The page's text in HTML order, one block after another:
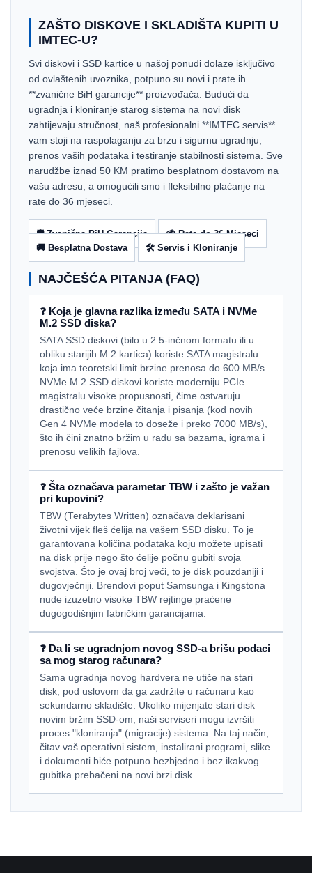
ZAŠTO DISKOVE I SKLADIŠTA KUPITI U
IMTEC-U?
Svi diskovi i SSD kartice u našoj ponudi dolaze isključivo
od ovlaštenih uvoznika, potpuno su novi i prate ih
**zvanične BiH garancije** proizvođača. Budući da
ugradnja i kloniranje starog sistema na novi disk
zahtijevaju stručnost, naš profesionalni **IMTEC servis**
vam stoji na raspolaganju za brzu i sigurnu ugradnju,
prenos vaših podataka i testiranje stabilnosti sistema. Sve
narudžbe iznad 50 KM pratimo besplatnom dostavom na
vašu adresu, a omogućili smo i fleksibilno plaćanje na
rate do 36 mjeseci.
🛡️ Zvanična BiH Garancija
💳 Rate do 36 Mjeseci
🚚 Besplatna Dostava
🛠️ Servis i Kloniranje
NAJČEŠĆA PITANJA (FAQ)
❓ Koja je glavna razlika između SATA i NVMe
M.2 SSD diska?
SATA SSD diskovi (bilo u 2.5-inčnom formatu ili u
obliku starijih M.2 kartica) koriste SATA magistralu
koja ima teoretski limit brzine prenosa do 600 MB/s.
NVMe M.2 SSD diskovi koriste moderniju PCIe
magistralu visoke propusnosti, čime ostvaruju
drastično veće brzine čitanja i pisanja (kod novih
Gen 4 NVMe modela to doseže i preko 7000 MB/s),
što ih čini znatno bržim u radu sa bazama, igrama i
prenosu velikih fajlova.
❓ Šta označava parametar TBW i zašto je važan
pri kupovini?
TBW (Terabytes Written) označava deklarisani
životni vijek fleš ćelija na vašem SSD disku. To je
garantovana količina podataka koju možete upisati
na disk prije nego što ćelije počnu gubiti svoja
svojstva. Što je ovaj broj veći, to je disk pouzdaniji i
dugovječniji. Brendovi poput Samsunga i Kingstona
nude izuzetno visoke TBW rejtinge praćene
dugogodišnjim fabričkim garancijama.
❓ Da li se ugradnjom novog SSD-a brišu podaci
sa mog starog računara?
Sama ugradnja novog hardvera ne utiče na stari
disk, pod uslovom da ga zadržite u računaru kao
sekundarno skladište. Ukoliko mijenjate stari disk
novim bržim SSD-om, naši serviseri mogu izvršiti
proces "kloniranja" (migracije) sistema. Na taj način,
čitav vaš operativni sistem, instalirani programi, slike
i dokumenti biće potpuno bezbjedno i bez ikakvog
gubitka prebačeni na novi brzi disk.